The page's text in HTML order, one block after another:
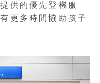
供的優先登機服
更多時間協助孩子